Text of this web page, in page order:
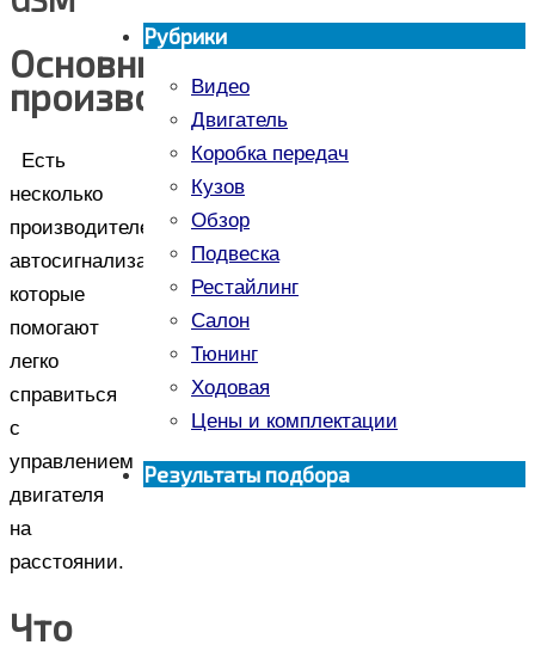
Основные
производители
Есть
несколько
производителей
автосигнализаций,
которые
помогают
легко
справиться
с
управлением
двигателя
на
расстоянии.
Что
Рубрики
Видео
Двигатель
Коробка передач
Кузов
Обзор
Подвеска
Рестайлинг
Салон
Тюнинг
Ходовая
Цены и комплектации
Результаты подбора